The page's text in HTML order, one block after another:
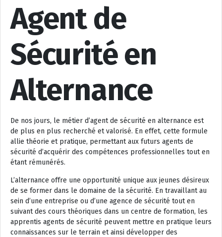
Agent de
Sécurité en
Alternance
De nos jours, le métier d’agent de sécurité en alternance est
de plus en plus recherché et valorisé. En effet, cette formule
allie théorie et pratique, permettant aux futurs agents de
sécurité d’acquérir des compétences professionnelles tout en
étant rémunérés.
L’alternance offre une opportunité unique aux jeunes désireux
de se former dans le domaine de la sécurité. En travaillant au
sein d’une entreprise ou d’une agence de sécurité tout en
suivant des cours théoriques dans un centre de formation, les
apprentis agents de sécurité peuvent mettre en pratique leurs
connaissances sur le terrain et ainsi développer des